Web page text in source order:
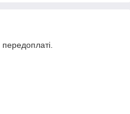
передоплаті.